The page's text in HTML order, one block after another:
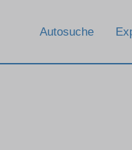
Autosuche